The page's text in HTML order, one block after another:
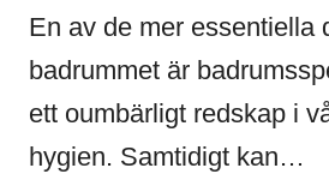
En av de mer essentiella
badrummet är
ett oumbärligt redskap i
hygien. Samtidigt kan…